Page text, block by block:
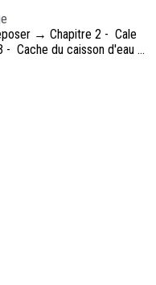
→ Chapitre 2 - Cale
Cache du caisson d'eau ...